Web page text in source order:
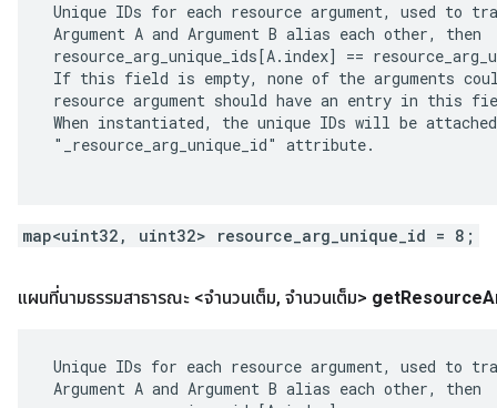
Unique IDs for each resource argument, used to
Argument A and Argument B alias each other, then
resource_arg_unique_ids[A.index] ==
If this field is empty, none of the arguments
resource argument should have an entry in this
When instantiated, the unique IDs will be
"_resource_arg_unique_id" attribute.
map<uint32, uint32> resource_arg_unique_id = 8;
แผนที่นามธรรมสาธารณะ <จำนวนเต็ม, จำนวนเต็ม> getResource
Unique IDs for each resource argument, used to
Argument A and Argument B alias each other, then